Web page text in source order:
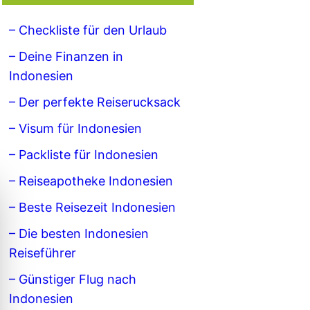
– Checkliste für den Urlaub
– Deine Finanzen in
Indonesien
– Der perfekte Reiserucksack
– Visum für Indonesien
– Packliste für Indonesien
– Reiseapotheke Indonesien
– Beste Reisezeit Indonesien
– Die besten Indonesien
Reiseführer
– Günstiger Flug nach
Indonesien